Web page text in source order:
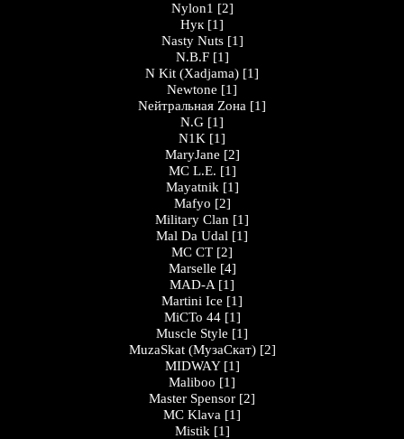
Nylon1 [2]
Нук [1]
Nasty Nuts [1]
N.B.F [1]
N Kit (Xadjama) [1]
Newtone [1]
Nейтральная Zона [1]
N.G [1]
N1K [1]
MaryJane [2]
MC L.E. [1]
Mayatnik [1]
Mafyo [2]
Military Clan [1]
Mal Da Udal [1]
МС СТ [2]
Marselle [4]
MAD-A [1]
Martini Ice [1]
МіСТо 44 [1]
Muscle Style [1]
MuzaSkat (МузаСкат) [2]
MIDWAY [1]
Maliboo [1]
Master Spensor [2]
MC Klava [1]
Mistik [1]